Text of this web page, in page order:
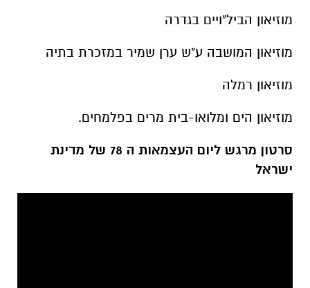
מוזיאון הביל"ויים בגדרה
מוזיאון המושבה ע"ש ערן שמיר במזכרת בתיה
מוזיאון רמלה
מוזיאון הים ומלואו-בית מרים בפלמחים.
סרטון מרגש ליום העצמאות ה 78 של מדינת
ישראל